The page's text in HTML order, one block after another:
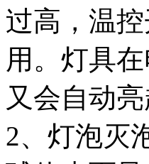
过高，温
用。灯具
又会自动亮
2、灯泡灭